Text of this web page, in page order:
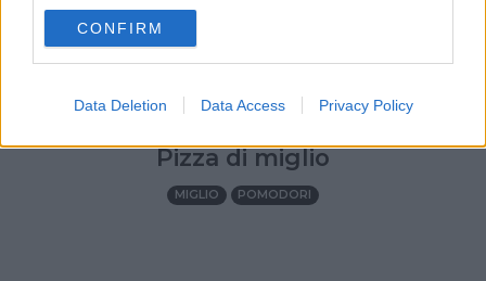
use your data for below specified purposes in below Google
consent section.
CONFIRM
Data Deletion Data Access Privacy Policy
DIVERTIRSI CON I BAMBINI • PIATTI VEGETARIANI
Pizza di miglio
MIGLIO POMODORI